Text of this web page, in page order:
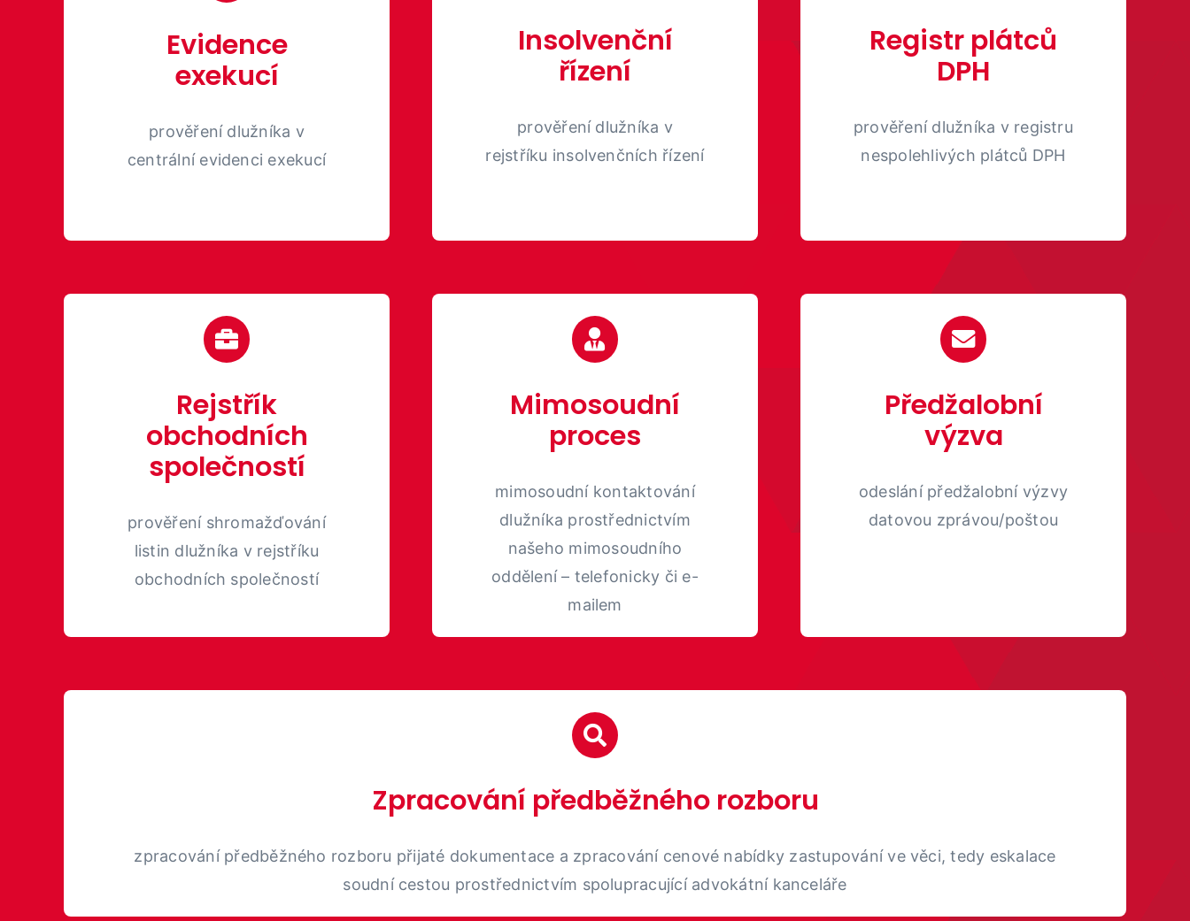
Evidence
exekucí
prověření dlužníka v
centrální evidenci exekucí
Insolvenční
řízení
prověření dlužníka v
rejstříku insolvenčních řízení
Registr plátců
DPH
prověření dlužníka v registru
nespolehlivých plátců DPH
Rejstřík
obchodních
společností
prověření shromažďování
listin dlužníka v rejstříku
obchodních společností
Mimosoudní
proces
mimosoudní kontaktování
dlužníka prostřednictvím
našeho mimosoudního
oddělení – telefonicky či e-
mailem
Předžalobní
výzva
odeslání předžalobní výzvy
datovou zprávou/poštou
Zpracování předběžného rozboru
zpracování předběžného rozboru přijaté dokumentace a zpracování cenové nabídky zastupování ve věci,tedy eskalace
soudní cestou prostřednictvím spolupracující advokátní kanceláře